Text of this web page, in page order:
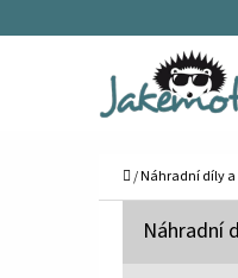
Domů
/Náhradní díly a
Přeskočit
K Náhradní
obchodu
obchodu